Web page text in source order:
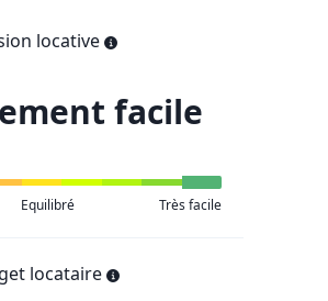
locative
facile
Equilibré Très facile
locataire